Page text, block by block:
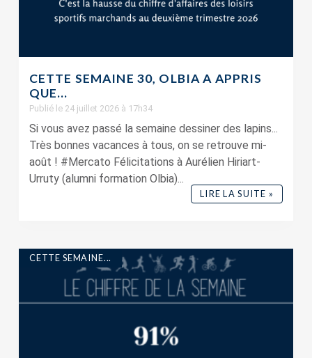
CETTE SEMAINE 30, OLBIA A APPRIS
QUE…
Publié le 24 juillet 2026 à 17h34
Si vous avez passé la semaine dessiner des lapins...
Très bonnes vacances à tous, on se retrouve mi-
août ! #Mercato Félicitations à Aurélien Hiriart-
Urruty (alumni formation Olbia)...
LIRE LA SUITE »
CETTE SEMAINE...